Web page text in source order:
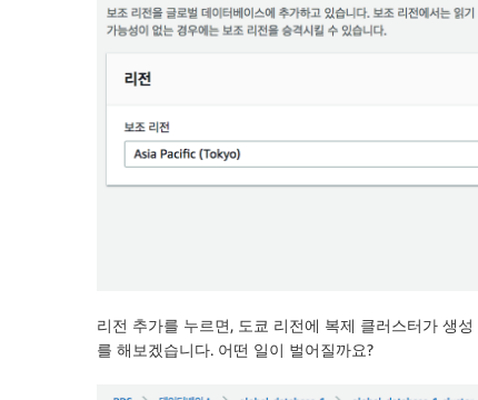
리전 추가를 누르면, 도쿄 리전에 복제 클러스터가 생
를 해보겠습니다. 어떤 일이 벌어질까요?